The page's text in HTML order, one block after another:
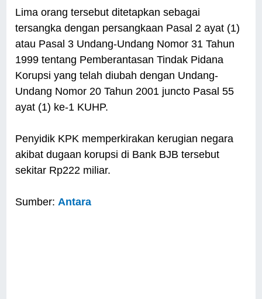
Lima orang tersebut ditetapkan sebagai
tersangka dengan persangkaan Pasal 2 ayat (1)
atau Pasal 3 Undang-Undang Nomor 31 Tahun
1999 tentang Pemberantasan Tindak Pidana
Korupsi yang telah diubah dengan Undang-
Undang Nomor 20 Tahun 2001 juncto Pasal 55
ayat (1) ke-1 KUHP.
Penyidik KPK memperkirakan kerugian negara
akibat dugaan korupsi di Bank BJB tersebut
sekitar Rp222 miliar.
Sumber:Antara